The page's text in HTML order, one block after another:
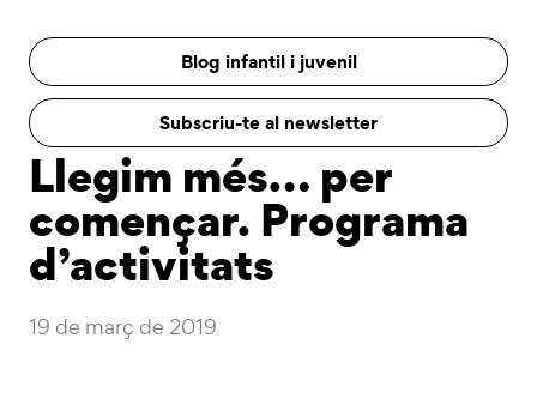
Blog infantil i juvenil
Subscriu-te al newsletter
Llegim més… per
començar. Programa
d’activitats
19 de març de 2019